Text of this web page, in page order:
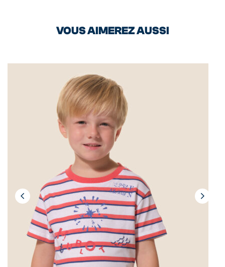
VOUS AIMEREZ AUSSI